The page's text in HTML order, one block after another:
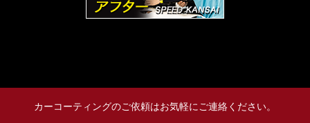
カーコーティングのご依頼はお気軽にご連絡ください。